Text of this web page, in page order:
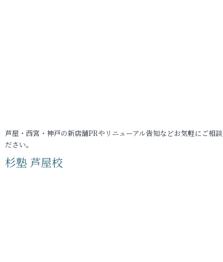
芦屋・西宮・神戸の新店舗PRやリニューアル告知などお気軽にご相
ださい。
杉塾 芦屋校